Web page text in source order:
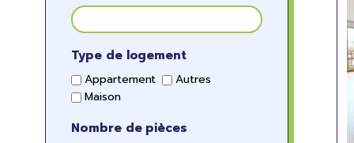
Type de logement
Appartement
Autres
Maison
Nombre de pièces